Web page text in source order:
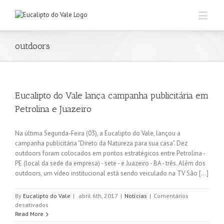
outdoors
Eucalipto do Vale lança campanha publicitária em
Petrolina e Juazeiro
Na última Segunda-Feira (03), a Eucalipto do Vale, lançou a
campanha publicitária "Direto da Natureza para sua casa". Dez
outdoors foram colocados em pontos estratégicos entre Petrolina -
PE (local da sede da empresa) - sete - e Juazeiro - BA - três. Além dos
outdoors, um vídeo institucional está sendo veiculado na TV São [...]
By Eucalipto do Vale | abril 6th, 2017 | Notícias | Comentários
desativados
Eucalipto
do
Read More